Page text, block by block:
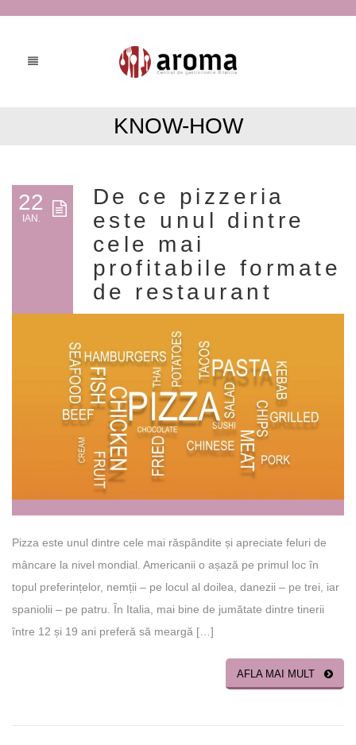
KNOW-HOW
22
IAN.
De ce pizzeria
este unul dintre
cele mai
profitabile formate
de restaurant
Pizza este unul dintre cele mai răspândite și apreciate feluri de
mâncare la nivel mondial. Americanii o așază pe primul loc în
topul preferințelor, nemții – pe locul al doilea, danezii – pe trei, iar
spaniolii – pe patru. În Italia, mai bine de jumătate dintre tinerii
între 12 și 19 ani preferă să meargă […]
AFLA MAI MULT